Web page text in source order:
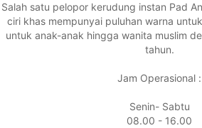
Salah satu pelopor kerudung instan Pad
ciri khas mempunyai puluhan warna
untuk anak-anak hingga wanita muslim
tahun.
Jam Operasional :
Senin- Sabtu
08.00 - 16.00